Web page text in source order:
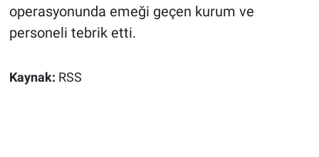
operasyonunda emeği geçen kurum ve
personeli tebrik etti.
Kaynak: RSS